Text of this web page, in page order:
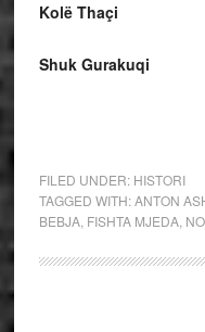
Kolë Thaçi
Shuk Gurakuqi
FILED UNDER: HISTORI
TAGGED WITH:ANTON
BEBJA, FISHTA MJEDA,